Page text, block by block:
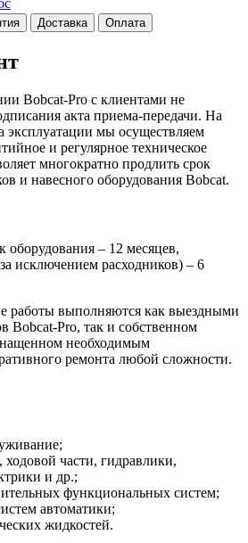
Доставка Оплата
Bobcat-Pro с клиентами не
акта приема-передачи. На
эксплуатации мы осуществляем
и регулярное техническое
многократно продлить срок
и навесного оборудования Bobcat.
оборудования – 12 месяцев,
исключением расходников) – 6
работы выполняются как выездными
Bobcat-Pro, так и собственном
необходимым
ремонта любой сложности.
ходовой части, гидравлики,
и др.;
функциональных систем;
автоматики;
жидкостей.